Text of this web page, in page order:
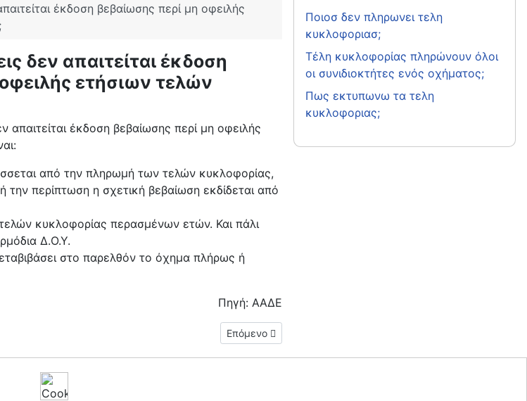
έκδοση βεβαίωσης περί μη οφειλής
δεν απαιτείται έκδοση
ετήσιων τελών
απαιτείται έκδοση βεβαίωσης περί μη οφειλής
από την πληρωμή των τελών κυκλοφορίας,
περίπτωση η σχετική βεβαίωση εκδίδεται από
κυκλοφορίας περασμένων ετών. Και πάλι
Δ.Ο.Υ.
στο παρελθόν το όχημα πλήρως ή
Πηγή: ΑΑΔΕ
Επόμενο άρθρο: Σε ποιές περιπτώσεις χρειάζομαι βεβαίωση
Επόμενο
Ποιοσ δεν πληρωνει τελη
κυκλοφοριασ;
Τέλη κυκλοφορίας πληρώνουν όλοι
οι συνιδιοκτήτες ενός οχήματος;
Πως εκτυπωνω τα τελη
κυκλοφοριας;
του YouTube για τους οδηγούς μας